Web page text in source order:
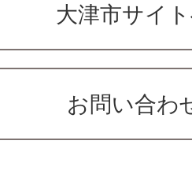
大津市サイ
お問い合わ